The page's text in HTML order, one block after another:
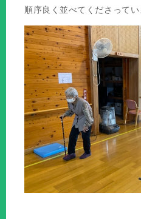
順序良く並べてくださってい